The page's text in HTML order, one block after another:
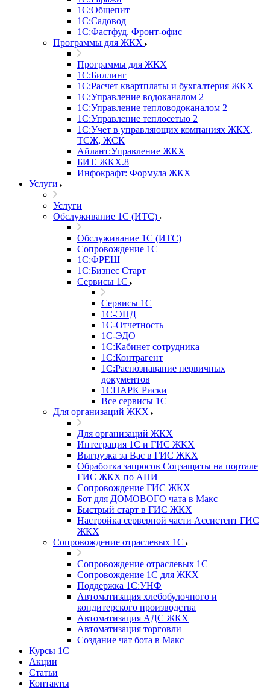
1С:Общепит
1С:Садовод
1С:Фастфуд. Фронт-офис
Программы для ЖКХ
Программы для ЖКХ
1С:Биллинг
1С:Расчет квартплаты и бухгалтерия ЖКХ
1С:Управление водоканалом 2
1С:Управление тепловодоканалом 2
1С:Управление теплосетью 2
1С:Учет в управляющих компаниях ЖКХ,
ТСЖ, ЖСК
Айлант:Управление ЖКХ
БИТ. ЖКХ.8
Инфокрафт: Формула ЖКХ
Услуги
Услуги
Обслуживание 1С (ИТС)
Обслуживание 1С (ИТС)
Сопровождение 1С
1С:ФРЕШ
1С:Бизнес Старт
Сервисы 1С
Сервисы 1С
1С-ЭПД
1С-Отчетность
1С-ЭДО
1С:Кабинет сотрудника
1С:Контрагент
1С:Распознавание первичных
документов
1СПАРК Риски
Все сервисы 1С
Для организаций ЖКХ
Для организаций ЖКХ
Интеграция 1С и ГИС ЖКХ
Выгрузка за Вас в ГИС ЖКХ
Обработка запросов Соцзащиты на портале
ГИС ЖКХ по АПИ
Сопровождение ГИС ЖКХ
Бот для ДОМОВОГО чата в Макс
Быстрый старт в ГИС ЖКХ
Настройка серверной части Ассистент ГИС
ЖКХ
Сопровождение отраслевых 1С
Сопровождение отраслевых 1С
Сопровождение 1С для ЖКХ
Поддержка 1С:УНФ
Автоматизация хлебобулочного и
кондитерского производства
Автоматизация АДС ЖКХ
Автоматизация торговли
Создание чат бота в Макс
Курсы 1С
Акции
Статьи
Контакты